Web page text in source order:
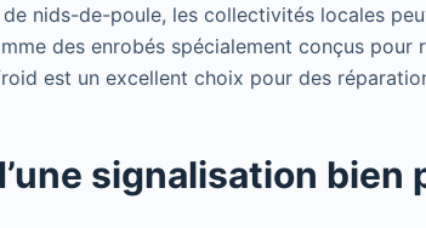
nids-de-poule, les collectivités locales
des enrobés spécialement conçus pour
est un excellent choix pour des
signalisation bien